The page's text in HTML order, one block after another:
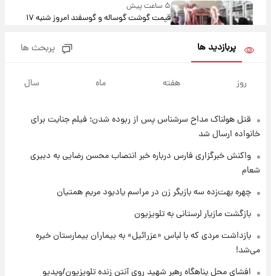
۵ ساعت پیش
قیمت گوشت گوساله و گوسفند امروز شنبه ۱۷
شوید+ فیلم
۶ ساعت پیش
قیمت محصولات ایران‌خودرو و سایپا امروز شنبه
۱۷ مرداد ۱۴۰۵
۲۰ ساعت پیش
پربازدید ها پربحث ها
روز هفته ماه سال
قتل هولناک مداح سرشناس پس از ربوده شدن؛ فیلم جنایت برای
خانواده ارسال شد
واکنش خبرگزاری فارس درباره خبر انتصاب محسن رضایی به دبیری
شعام
چهره بهت‌زده سه بازیگر زن در مراسم یادبود مریم همتیان
بازگشت مازیار لرستانی به تلویزیون
بازداشت مردی که با لباس «عزرائیل» به بیماران بیمارستان خیره
می‌شد!
افشای محل پناهگاه‌ رهبر شهید روی آنتن زنده تلویزیون/ویدیو